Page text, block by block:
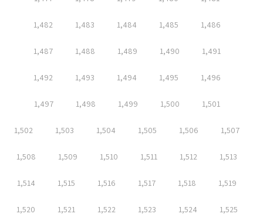
1,482 1,483 1,484 1,485 1,486
1,487 1,488 1,489 1,490 1,491
1,492 1,493 1,494 1,495 1,496
1,497 1,498 1,499 1,500 1,501
1,502 1,503 1,504 1,505 1,506 1,507
1,508 1,509 1,510 1,511 1,512 1,513
1,514 1,515 1,516 1,517 1,518 1,519
1,520 1,521 1,522 1,523 1,524 1,525